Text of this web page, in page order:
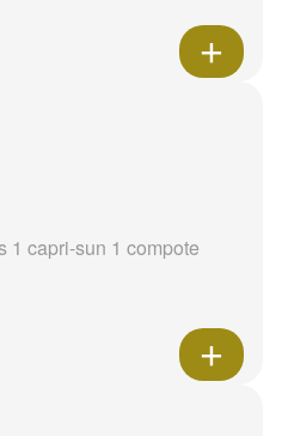
1 capri-sun 1 compote